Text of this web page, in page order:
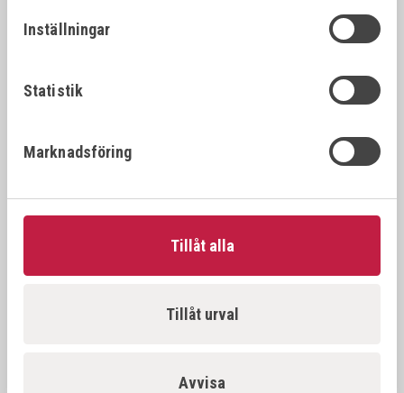
Inställningar
Statistik
Marknadsföring
Tillåt alla
Tillåt urval
Avvisa
26396
22x2.0
26397